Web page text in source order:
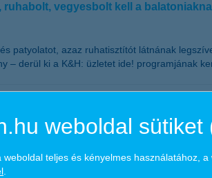
ruhabolt, vegyesbolt kell a
patyolatot, azaz ruhatisztítót látnának
– derül ki a K&H: üzletet ide! programjának
településeken lakók gázszerelőt,
weboldal sütiket
weboldal teljes és kényelmes használatához,